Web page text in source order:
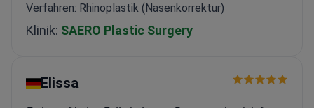
Verfahren: Rhinoplastik (Nasenkorrektur)
Klinik: SAERO Plastic Surgery
Elissa